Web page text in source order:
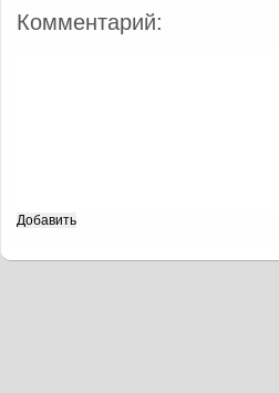
Комментарий: